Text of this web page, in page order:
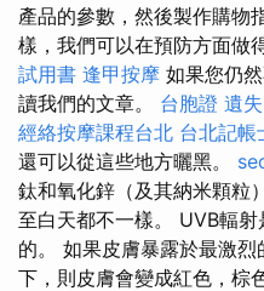
產品的參數，然後製作購物
樣，我們可以在預防方面做
試用書 逢甲按摩 如果您仍
讀我們的文章。 台胞證 遺失
經絡按摩課程台北 台北記帳
還可以從這些地方曬黑。
鈦和氧化鋅（及其納米顆粒
至白天都不一樣。 UVB輻
的。 如果皮膚暴露於最激
下，則皮膚會變成紅色，棕